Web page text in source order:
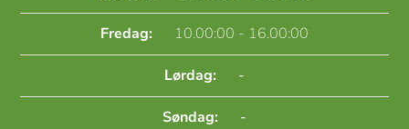
Fredag: 10.00:00 - 16.00:00
Lørdag: -
Søndag: -